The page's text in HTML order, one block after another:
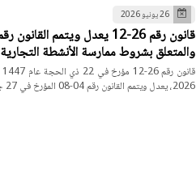
26 يونيو 2026
والمتعلق بشروط ممارسة الأنشطة التجارية
2026، يعدل ويتمم القانون رقم 04-08 المؤرخ في 27 جماد…